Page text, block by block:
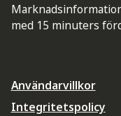
med 15 minuters
Användarvillkor
Integritetspolicy